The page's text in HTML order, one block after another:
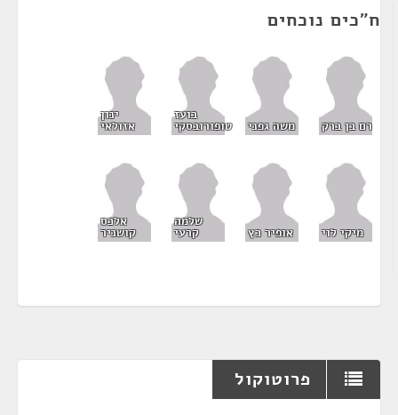
ח"כים נוכחים
רם בן ברק משה גפני
בועז
טופורובסקי
ינון
אזולאי
מיקי לוי אופיר כץ
שלמה
קרעי
אלכס
קושניר
פרוטוקול